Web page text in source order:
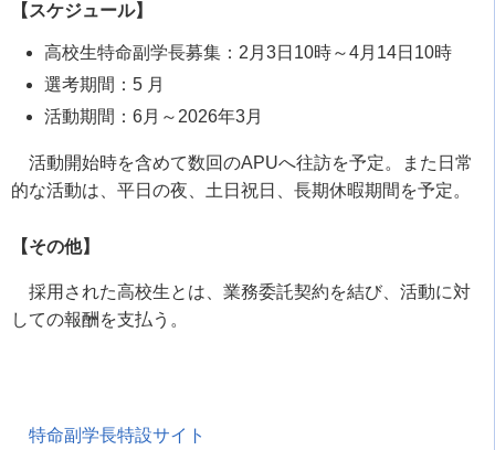
【スケジュール】
高校生特命副学長募集：2月3日10時～4月14日10時
選考期間：5 月
活動期間：6月～2026年3月
活動開始時を含めて数回のAPUへ往訪を予定。また日常
的な活動は、平日の夜、土日祝日、長期休暇期間を予定。
【その他】
採用された高校生とは、業務委託契約を結び、活動に対
しての報酬を支払う。
特命副学長特設サイト